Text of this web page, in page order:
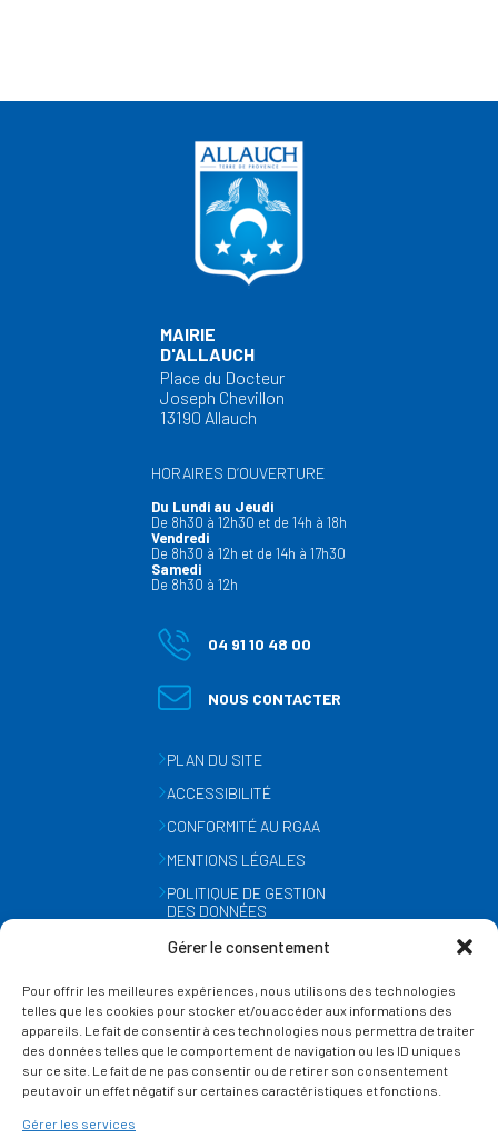
Gérer le consentement
Pour offrir les meilleures expériences, nous utilisons des technologies
telles que les cookies pour stocker et/ou accéder aux informations des
appareils. Le fait de consentir à ces technologies nous permettra de traiter
des données telles que le comportement de navigation ou les ID uniques
sur ce site. Le fait de ne pas consentir ou de retirer son consentement
peut avoir un effet négatif sur certaines caractéristiques et fonctions.
Gérer les services
MAIRIE
D'ALLAUCH
Place du Docteur
Joseph Chevillon
13190 Allauch
HORAIRES D’OUVERTURE
Du Lundi au Jeudi
De 8h30 à 12h30 et de 14h à 18h
Vendredi
De 8h30 à 12h et de 14h à 17h30
Samedi
De 8h30 à 12h
04 91 10 48 00
NOUS CONTACTER
PLAN DU SITE
ACCESSIBILITÉ
CONFORMITÉ AU RGAA
MENTIONS LÉGALES
POLITIQUE DE GESTION
DES DONNÉES
GESTION DES COOKIES
SUIVEZ-NOUS
SUR LES RÉSEAUX